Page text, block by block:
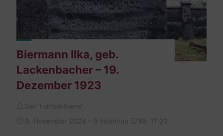
Biermann Ilka, geb.
Lackenbacher – 19.
Dezember 1923
Der Transkribierer
9. November 2024 – 9 Heshvan 5785, 17:20